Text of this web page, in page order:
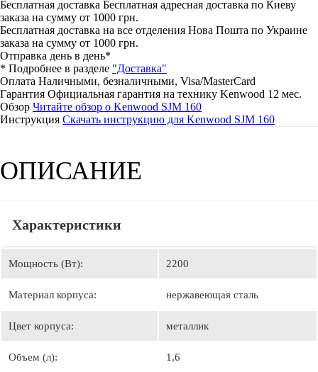
Бесплатная доставка Бесплатная адресная доставка по Киеву
заказа на сумму от 1000 грн.
Бесплатная доставка на все отделения Нова Пошта по Украине
заказа на сумму от 1000 грн.
Отправка день в день*
* Подробнее в разделе "Доставка"
Оплата Наличными, безналичными, Visa/MasterCard
Гарантия Официальная гарантия на технику Kenwood 12 мес.
Обзор Читайте обзор о Kenwood SJM 160
Инструкция Скачать инструкцию для Kenwood SJM 160
ОПИСАНИЕ
Характеристики
Мощность (Вт): 2200
Материал корпуса: нержавеющая сталь
Цвет корпуса: металлик
Объем (л): 1,6